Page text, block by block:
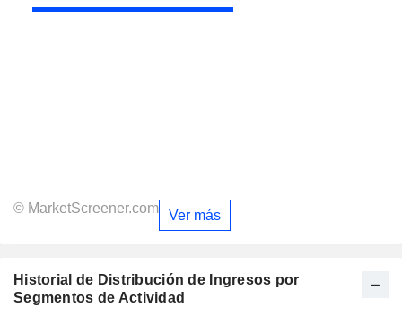
© MarketScreener.com Ver más
Historial de Distribución de Ingresos por
Segmentos de Actividad